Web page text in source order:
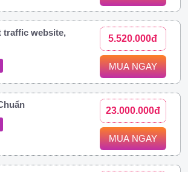
traffic website,
5.520.000đ
MUA NGAY
23.000.000đ
MUA NGAY